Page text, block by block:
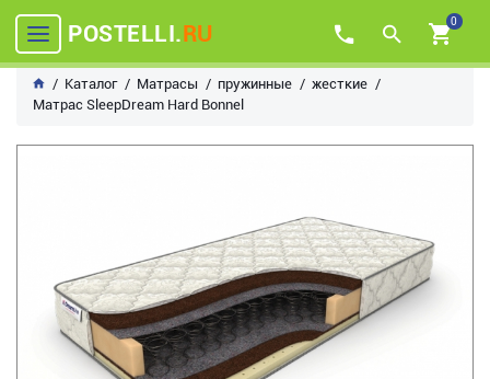
POSTELLI.RU 0
Каталог Матрасы пружинные
жесткие
Матрас SleepDream Hard Bonnel